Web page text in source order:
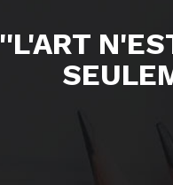
''L'ART